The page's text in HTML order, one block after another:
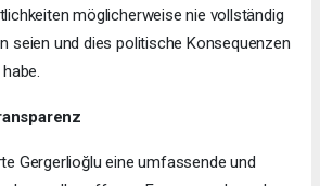
möglicherweise nie vollständig
seien und dies politische Konsequenzen
Gergerlioğlu eine umfassende und